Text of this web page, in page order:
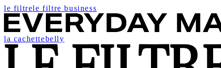
le filtrele filtre business
la cachettebelly